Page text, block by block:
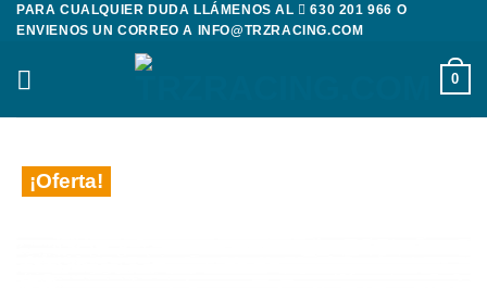
Saltar
contenido
PARA CUALQUIER DUDA LLÁMENOS AL 630 201 966 O
ENVIENOS UN CORREO A
INFO@TRZRACING.COM
0
¡Oferta!